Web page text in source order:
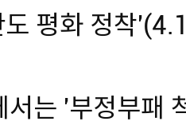
평화 정착
서는 '부정부